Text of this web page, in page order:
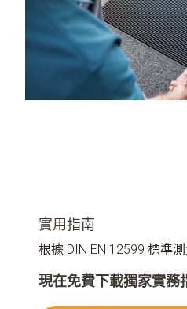
實用指南
根據 DIN EN 12599 標準
現在免費下載獨家實務